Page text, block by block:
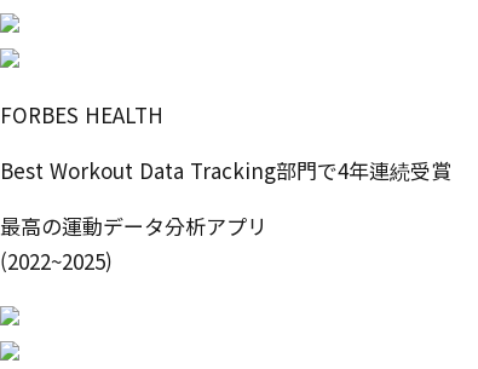
FORBES HEALTH
Best Workout Data Tracking部門で4年連続受賞
最高の運動データ分析アプリ
(2022~2025)